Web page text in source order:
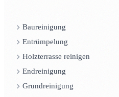
Baureinigung
Entrümpelung
Holzterrasse reinigen
Endreinigung
Grundreinigung